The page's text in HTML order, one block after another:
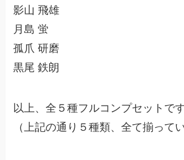
影山 飛雄
月島 蛍
孤爪 研磨
黒尾 鉄朗
以上、全５種フルコンプセットです
（上記の通り５種類、全て揃って